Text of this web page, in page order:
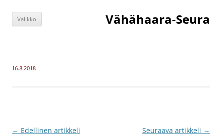
sisältöön
Vähähaara-Seura
Valikko
16.8.2018
Artikkelien
← Edellinen artikkeli Seuraava artikkeli →